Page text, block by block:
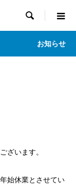

お知らせ
ざいます。
始休業とさせてい